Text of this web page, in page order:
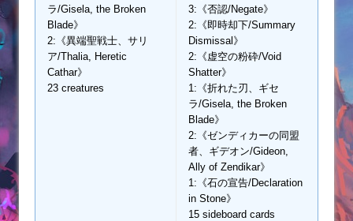
ラ/Gisela, the Broken
Blade》
2:《異端聖戦士、サリ
ア/Thalia, Heretic
Cathar》
23 creatures
3:《否認/Negate》
2:《即時却下/Summary
Dismissal》
2:《虚空の粉砕/Void
Shatter》
1:《折れた刃、ギセ
ラ/Gisela, the Broken
Blade》
2:《ゼンディカーの同盟
者、ギデオン/Gideon,
Ally of Zendikar》
1:《石の宣告/Declaration
in Stone》
15 sideboard cards